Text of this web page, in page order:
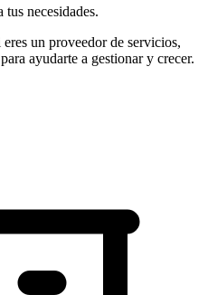
tus necesidades.
un proveedor de servicios,
ayudarte a gestionar y crecer.